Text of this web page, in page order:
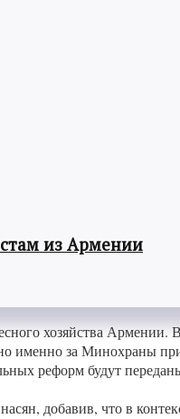
из Армении
хозяйства Армении.
именно за Минохраны
реформ будут
добавив, что в